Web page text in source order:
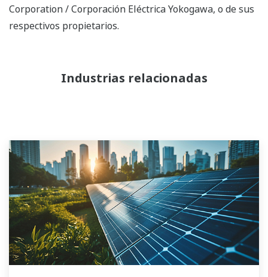
Corporation / Corporación Eléctrica Yokogawa, o de sus
respectivos propietarios.
Industrias relacionadas